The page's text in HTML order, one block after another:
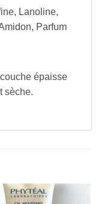
Lanoline,
Parfum
épaisse
sèche.